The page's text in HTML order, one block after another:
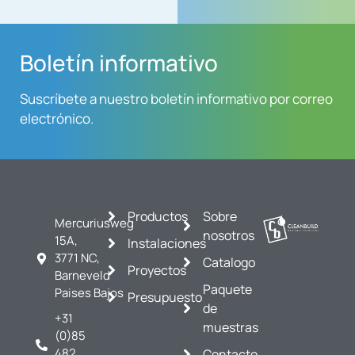
Boletín informativo
Suscríbete a nuestro boletín informativo por correo
electrónico.
Mercuriusweg
15A,
3771 NC,
Barneveld
Paises Bajos
+31
(0)85
Productos
Instalaciones
Proyectos
Presupuesto
Sobre
nosotros
Catalogo
Paquete
de
muestras